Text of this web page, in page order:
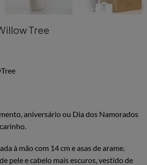
Tree
aniversário ou Dia dos Namorados
à mão com 14 cm e asas de arame.
pele e cabelo mais escuros, vestido de